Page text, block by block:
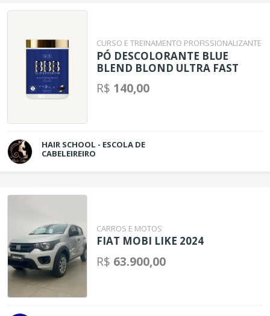
CURSO E TREINAMENTO PROFISSIONALIZANTE
PÓ DESCOLORANTE BLUE
BLEND BLOND ULTRA FAST
R$ 140,00
HAIR SCHOOL - ESCOLA DE
CABELEIREIRO
CARROS E MOTOS
FIAT MOBI LIKE 2024
R$ 63.900,00